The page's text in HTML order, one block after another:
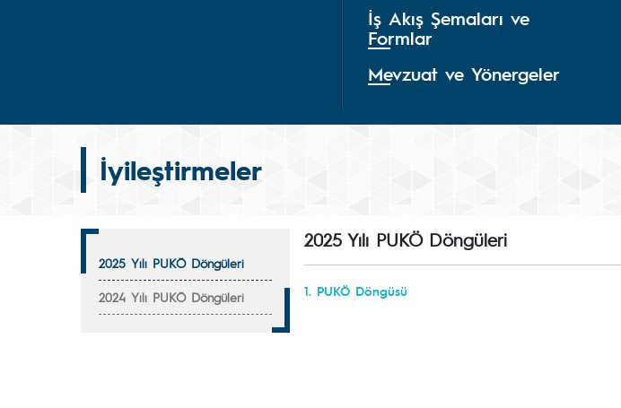
İş Akış Şemaları ve
Formlar
Mevzuat ve Yönergeler
İyileştirmeler
2025 Yılı PUKÖ Döngüleri
2024 Yılı PUKÖ Döngüleri
2025 Yılı PUKÖ Döngüleri
1. PUKÖ Döngüsü